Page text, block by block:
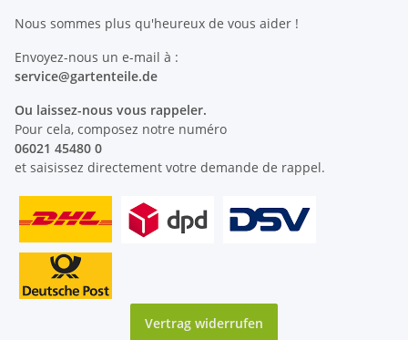
Nous sommes plus qu'heureux de vous aider !
Envoyez-nous un e-mail à :
service@gartenteile.de
Ou laissez-nous vous rappeler.
Pour cela, composez notre numéro
06021 45480 0
et saisissez directement votre demande de rappel.
Vertrag widerrufen